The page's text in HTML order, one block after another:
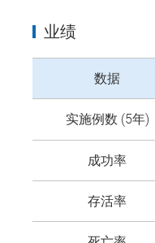
业绩
数据
实施例数 (5年)
成功率
存活率